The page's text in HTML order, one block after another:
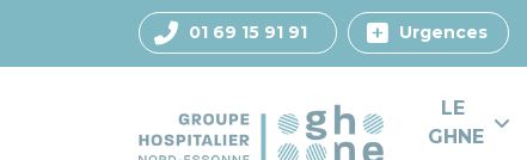
01 69 15 91 91 Urgences
LE
GHNE